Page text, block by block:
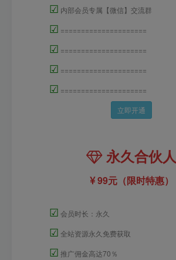
☑ 内部会员专属【微信】交流群
☑ =====================
☑ =====================
☑ =====================
☑ =====================
立即开通
永久合伙人
99元（限时特惠）
☑ 会员时长：永久
☑ 全站资源永久免费获取
☑ 推广佣金高达70％